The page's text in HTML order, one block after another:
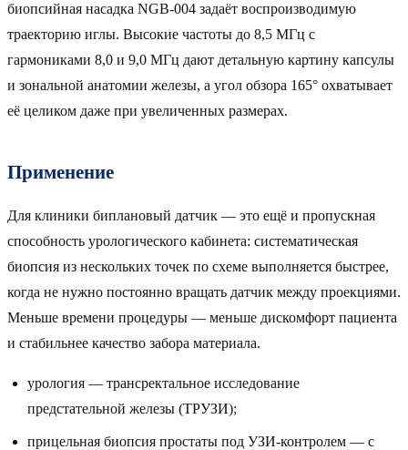
биопсийная насадка NGB-004 задаёт воспроизводимую
траекторию иглы. Высокие частоты до 8,5 МГц с
гармониками 8,0 и 9,0 МГц дают детальную картину капсулы
и зональной анатомии железы, а угол обзора 165° охватывает
её целиком даже при увеличенных размерах.
Применение
Для клиники биплановый датчик — это ещё и пропускная
способность урологического кабинета: систематическая
биопсия из нескольких точек по схеме выполняется быстрее,
когда не нужно постоянно вращать датчик между проекциями.
Меньше времени процедуры — меньше дискомфорт пациента
и стабильнее качество забора материала.
урология — трансректальное исследование
предстательной железы (ТРУЗИ);
прицельная биопсия простаты под УЗИ-контролем — с